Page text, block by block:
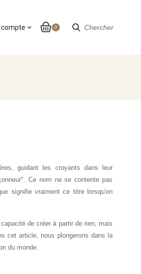
Chercher
0
compte expand_more
guidant les croyants dans leur
Ce nom ne se contente pas
signifie vraiment ce titre lorsqu'on
de créer à partir de rien, mais
cet article, nous plongerons dans la
du monde.